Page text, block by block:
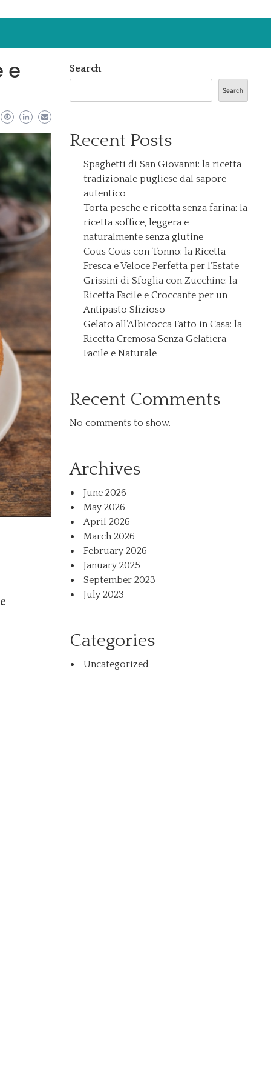
e Search
Search
Recent Posts
Spaghetti di San Giovanni: la ricetta
tradizionale pugliese dal sapore
autentico
Torta pesche e ricotta senza farina: la
ricetta soffice, leggera e
naturalmente senza glutine
Cous Cous con Tonno: la Ricetta
Fresca e Veloce Perfetta per l’Estate
Grissini di Sfoglia con Zucchine: la
Ricetta Facile e Croccante per un
Antipasto Sfizioso
Gelato all’Albicocca Fatto in Casa: la
Ricetta Cremosa Senza Gelatiera
Facile e Naturale
Recent Comments
No comments to show.
Archives
June 2026
May 2026
April 2026
March 2026
February 2026
January 2025
September 2023
July 2023
Categories
Uncategorized